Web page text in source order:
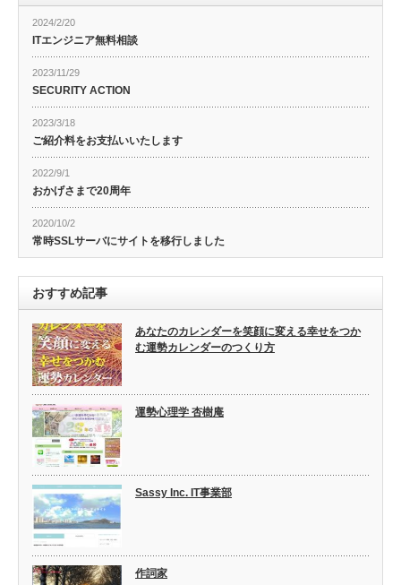
2024/2/20
ITエンジニア無料相談
2023/11/29
SECURITY ACTION
2023/3/18
ご紹介料をお支払いいたします
2022/9/1
おかげさまで20周年
2020/10/2
常時SSLサーバにサイトを移行しました
おすすめ記事
あなたのカレンダーを笑顔に変える幸せをつか
む運勢カレンダーのつくり方
運勢心理学 杏樹庵
Sassy Inc. IT事業部
作詞家